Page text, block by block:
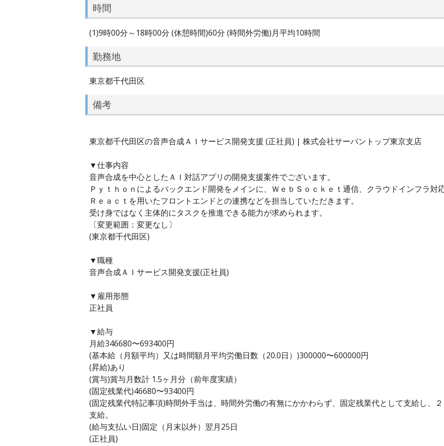
時間
(1)9時00分～18時00分 (休憩時間)60分 (時間外労働)月平均10時間
勤務地
東京都千代田区
備考
東京都千代田区の音声合成ＡＩサービス開発支援 (正社員) | 株式会社サーバントップ東京支店
▼仕事内容
音声合成を中心としたＡＩ対話アプリの開発支援案件でございます。
Ｐｙｔｈｏｎによるバックエンド開発をメインに、ＷｅｂＳｏｃｋｅｔ通信、クラウドインフラ対
Ｒｅａｃｔを用いたフロントエンドとの連携などを担当していただきます。
受け身ではなく主体的にタスクを推進できる能力が求められます。
〔変更範囲：変更なし〕
(東京都千代田区)
▼職種
音声合成ＡＩサービス開発支援(正社員)
▼雇用形態
正社員
▼給与
月給346680〜693400円
(基本給（月額平均）又は時間額月平均労働日数（20.0日）)300000〜600000円
(昇給)あり
(賞与)賞与月数計 1.5ヶ月分（前年度実績）
(固定残業代)46680〜93400円
(固定残業代特記事項)時間外手当は、時間外労働の有無にかかわらず、固定残業代として支給し、
支給。
(給与支払い日)固定（月末以外）翌月25日
(正社員)